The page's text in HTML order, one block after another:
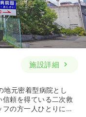
施設詳細
地元密着型病院とし
頼を得ている二次救
の方一人ひとりに合